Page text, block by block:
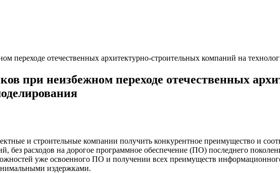
переходе отечественных архитектурно-строительных компаний на
при неизбежном переходе отечественных
и строительные компании получить конкурентное преимущество и
без расходов на дорогое программное обеспечение (ПО) последнего
уже освоенного ПО и получении всех преимуществ
издержками.